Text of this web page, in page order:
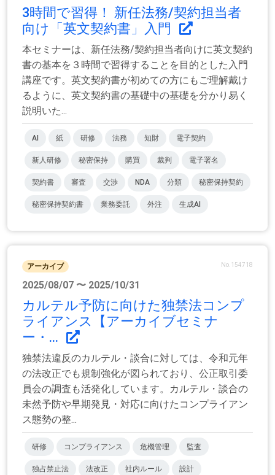
3時間で習得！ 新任法務/契約担当者
向け「英文契約書」入門
本セミナーは、新任法務/契約担当者向けに英文契約
書の基本を３時間で習得することを目的とした入門
講座です。英文契約書が初めての方にもご理解戴け
るように、英文契約書の基礎中の基礎を分かり易く
説明いた...
AI 紙 研修 法務 知財 電子契約
新人研修 秘密保持 購買 裁判 電子署名
契約書 審査 交渉 NDA 分類 秘密保持契約
秘密保持契約書 業務委託 外注 生成AI
アーカイブ No.154718
2025/08/07 〜 2025/10/31
カルテル予防に向けた独禁法コンプ
ライアンス【アーカイブセミナ
ー・...
独禁法違反のカルテル・談合に対しては、令和元年
の法改正でも規制強化が図られており、公正取引委
員会の調査も活発化しています。カルテル・談合の
未然予防や早期発見・対応に向けたコンプライアン
ス態勢の整...
研修 コンプライアンス 危機管理 監査
独占禁止法 法改正 社内ルール 設計